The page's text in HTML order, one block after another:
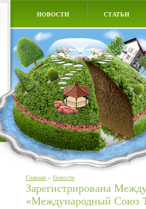
НОВОСТИ СТАТЬИ
Главная » Новости
Зарегистрирована
«Международный Союз